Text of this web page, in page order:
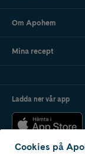
Om Apohem
Mina recept
Ladda ner vår app
Cookies på